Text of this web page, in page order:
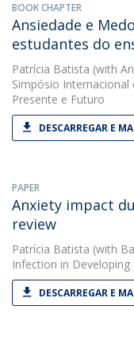
BOOK CHAPTER
Ansiedade e
estudantes do
Patrícia Batista (with
Simpósio Internacional
Presente e Futuro
DESCARREGAR E
PAPER
Anxiety impact
review
Patrícia Batista (with
Infection in Developing
DESCARREGAR E